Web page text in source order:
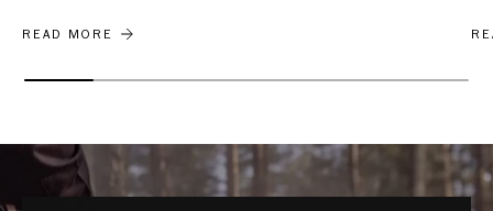
KOOPGIDS - 5 BELANGRIJKE PUNTEN BIJ HET
READ MORE